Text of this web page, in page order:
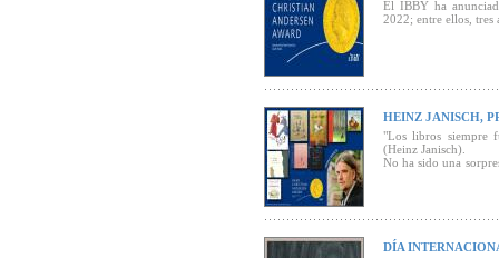
El IBBY ha
2022; entre ellos, tres
HEINZ JANISCH,
"Los libros siempre
(Heinz Janisch).
No ha sido una
DÍA